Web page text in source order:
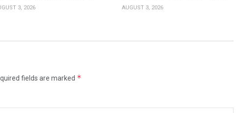
3, 2026 AUGUST 3, 2026
fields are marked *